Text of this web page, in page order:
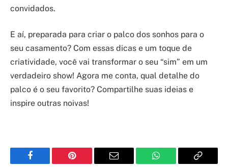
convidados.
E aí, preparada para criar o palco dos sonhos para o
seu casamento? Com essas dicas e um toque de
criatividade, você vai transformar o seu “sim” em um
verdadeiro show! Agora me conta, qual detalhe do
palco é o seu favorito? Compartilhe suas ideias e
inspire outras noivas!
Facebook Pinterest Email WhatsApp Copy